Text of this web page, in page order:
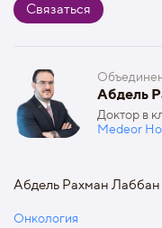
Связаться
Абдель
Доктор в
Medeor
Абдель Рахман Лаббан
Онкология